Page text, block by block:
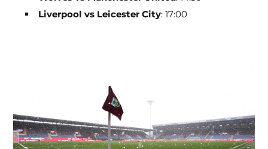
Liverpool vs Leicester City: 17:00